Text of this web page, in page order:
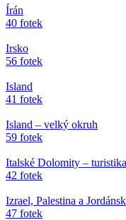
Írán
40 fotek
Irsko
56 fotek
Island
41 fotek
Island – velký okruh
59 fotek
Italské Dolomity –
42 fotek
Izrael, Palestina a
47 fotek